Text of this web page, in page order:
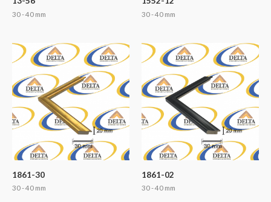
30 - 40 mm 30 - 40 mm
1861-30
30 - 40 mm
1861-02
30 - 40 mm